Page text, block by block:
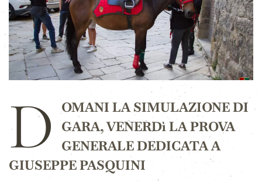
D
OMANI LA SIMULAZIONE DI
GARA, VENERDì LA PROVA
GENERALE DEDICATA A
GIUSEPPE PASQUINI